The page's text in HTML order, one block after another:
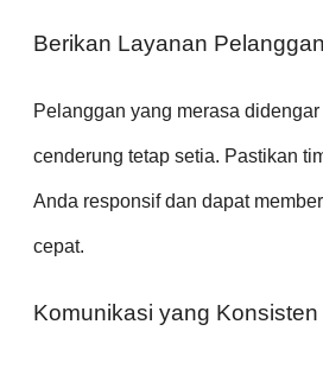
Berikan Layanan
Pelanggan yang merasa
cenderung tetap setia. Pastikan
Anda responsif dan dapat
cepat.
Komunikasi yang Konsisten